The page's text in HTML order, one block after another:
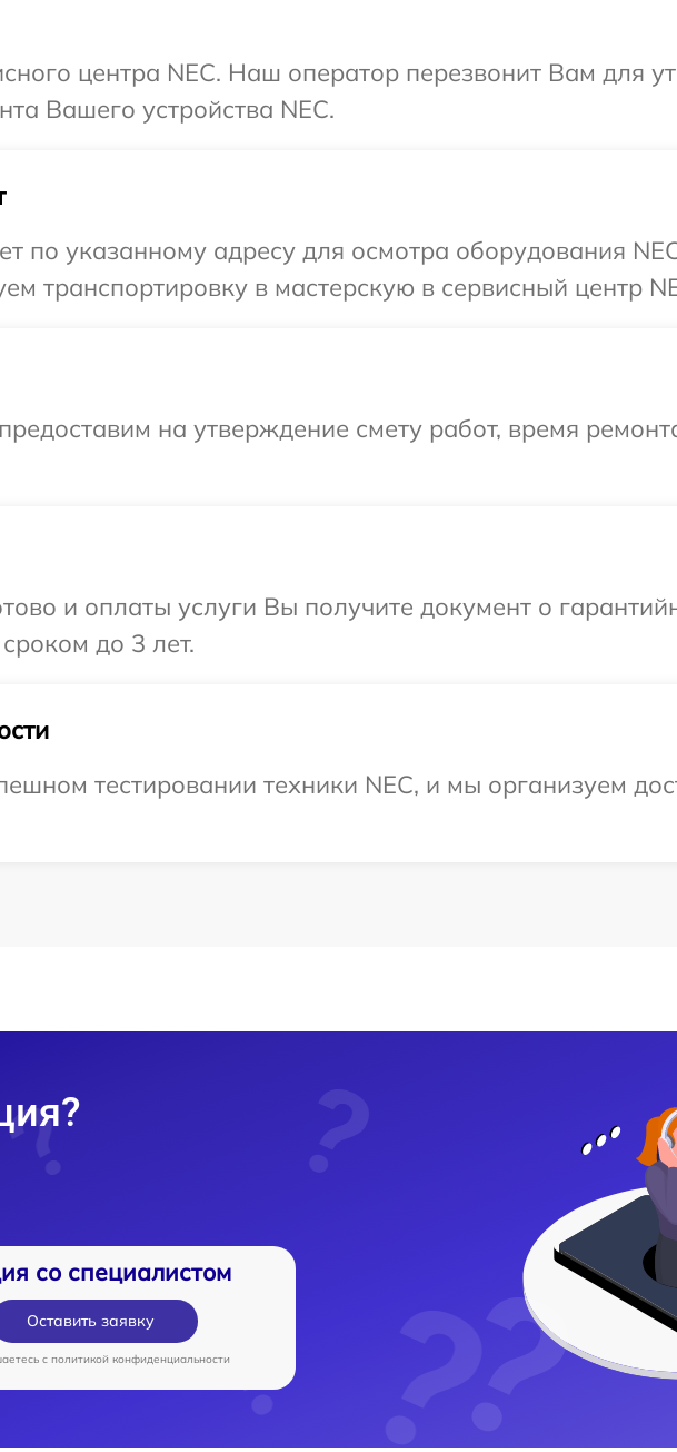
центра NEC. Наш оператор перезвонит Вам для
Вашего устройства NEC.
по указанному адресу для осмотра оборудования
транспортировку в мастерскую в сервисный центр
на утверждение смету работ, время
и оплаты услуги Вы получите документ о
до 3 лет.
тестировании техники NEC, и мы организуем
со специалистом
Оставить заявку
c политикой конфиденциальности